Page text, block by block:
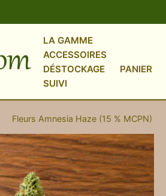
LA GAMME
ACCESSOIRES
DÉSTOCKAGE
PANIER
SUIVI
Fleurs Amnesia Haze (15 % MCPN)